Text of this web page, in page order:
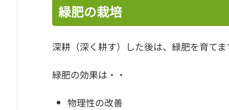
緑肥の栽培
深耕（深く耕す）した後は、緑肥を育てま
緑肥の効果は・・
物理性の改善